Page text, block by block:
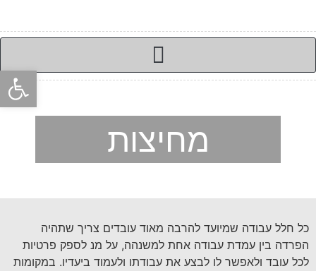
מחיצות
כל חלל עבודה שמיועד להרבה מאוד עובדים צריך שתהיה
הפרדה בין עמדת עבודה אחת למשנהה, על מנ לספק פרטיות
לכל עובד ולאפשר לו לבצע את עבודתו ולעמוד ביעדיו. במקומות
פתח